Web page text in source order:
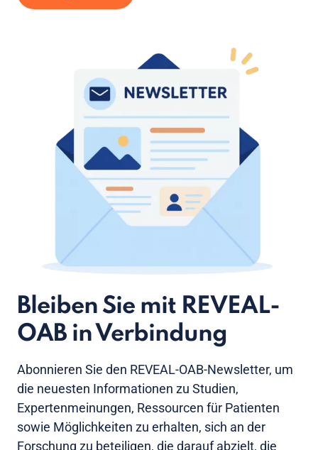
Bleiben Sie mit REVEAL-
OAB in Verbindung
Abonnieren Sie den REVEAL-OAB-Newsletter, um
die neuesten Informationen zu Studien,
Expertenmeinungen, Ressourcen für Patienten
sowie Möglichkeiten zu erhalten, sich an der
Forschung zu beteiligen, die darauf abzielt, die